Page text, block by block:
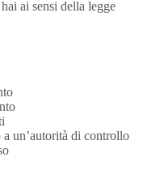
ai sensi della legge
un’autorità di controllo